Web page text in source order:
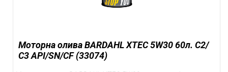
Моторна олива BARDAHL XTEC 5W30 60л. C2/
С3 API/SN/CF (33074)